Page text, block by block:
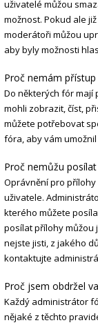
uživatelé můžou
možnost. Pokud ale
moderátoři můžou
aby byly možnosti
Proč nemám
Do některých fór mají
mohli zobrazit, číst,
můžete potřebovat
fóra, aby vám
Proč nemůžu
Oprávnění pro
uživatele.
kterého můžete
posílat přílohy můžou
nejste jisti, z jakého
kontaktujte
Proč jsem obdržel
Každý administrátor
nějaké z těchto